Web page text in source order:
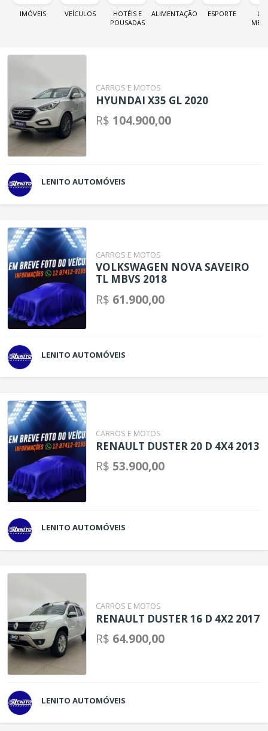
IMÓVEIS VEÍCULOS
HOTÉIS E
POUSADAS
ALIMENTAÇÃO ESPORTE
CARROS E MOTOS
HYUNDAI X35 GL 2020
R$ 104.900,00
LENITO AUTOMÓVEIS
CARROS E MOTOS
VOLKSWAGEN NOVA SAVEIRO
TL MBVS 2018
R$ 61.900,00
LENITO AUTOMÓVEIS
CARROS E MOTOS
RENAULT DUSTER 20 D 4X4 2013
R$ 53.900,00
LENITO AUTOMÓVEIS
CARROS E MOTOS
RENAULT DUSTER 16 D 4X2 2017
R$ 64.900,00
LENITO AUTOMÓVEIS